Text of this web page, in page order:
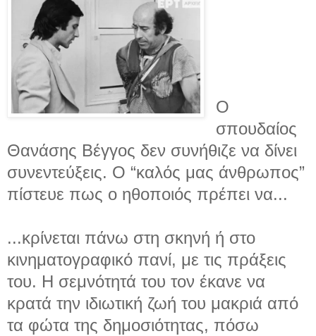
Ο
σπουδαίος
Θανάσης Βέγγος δεν συνήθιζε να δίνει
συνεντεύξεις. Ο “καλός μας άνθρωπος”
πίστευε πως ο ηθοποιός πρέπει να...
...κρίνεται πάνω στη σκηνή ή στο
κινηματογραφικό πανί, με τις πράξεις
του. Η σεμνότητά του τον έκανε να
κρατά την ιδιωτική ζωή του μακριά από
τα φώτα της δημοσιότητας, πόσω